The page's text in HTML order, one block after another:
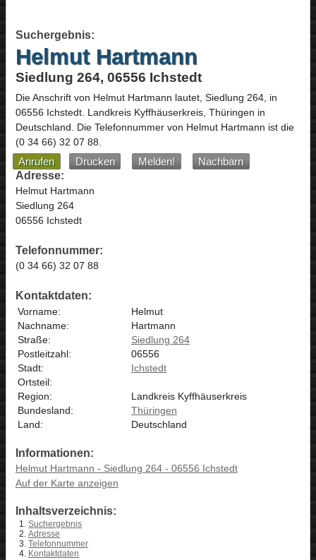
Suchergebnis:
Helmut Hartmann
Siedlung 264, 06556 Ichstedt
Die Anschrift von Helmut Hartmann lautet, Siedlung 264, in
06556 Ichstedt. Landkreis Kyffhäuserkreis, Thüringen in
Deutschland. Die Telefonnummer von Helmut Hartmann ist die
(0 34 66) 32 07 88.
Anrufen Drucken Melden!
Nachbarn
Adresse:
Helmut Hartmann
Siedlung 264
06556 Ichstedt
Telefonnummer:
(0 34 66) 32 07 88
Kontaktdaten:
Vorname:
Helmut
Nachname:
Hartmann
Straße:
Siedlung 264
Postleitzahl:
06556
Stadt:
Ichstedt
Ortsteil:
Region:
Landkreis Kyffhäuserkreis
Bundesland:
Thüringen
Land:
Deutschland
Informationen:
Helmut Hartmann - Siedlung 264 - 06556 Ichstedt
Auf der Karte anzeigen
Inhaltsverzeichnis:
Suchergebnis
Adresse
Telefonnummer
Kontaktdaten